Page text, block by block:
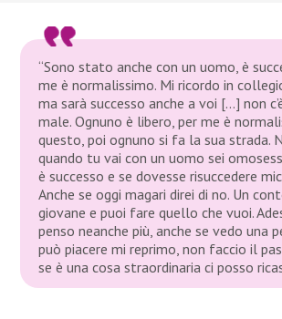
“Sono stato anche con un uomo, è
me è normalissimo. Mi ricordo in
ma sarà successo anche a voi […] non
male. Ognuno è libero, per me è
questo, poi ognuno si fa la sua strada.
quando tu vai con un uomo sei
è successo e se dovesse risuccedere
Anche se oggi magari direi di no. Un
giovane e puoi fare quello che vuoi.
penso neanche più, anche se vedo una
può piacere mi reprimo, non faccio il
se è una cosa straordinaria ci posso